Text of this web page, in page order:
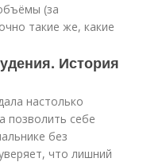
(за
такие же, какие
История
настолько
себе
без
что лишний